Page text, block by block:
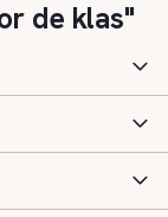
de klas"